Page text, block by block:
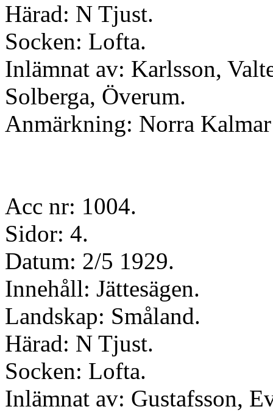
Härad: N Tjust.
Socken: Lofta.
Inlämnat av: Karlsson,
Solberga, Överum.
Anmärkning: Norra
Acc nr: 1004.
Sidor: 4.
Datum: 2/5 1929.
Innehåll: Jättesägen.
Landskap: Småland.
Härad: N Tjust.
Socken: Lofta.
Inlämnat av: Gustafsson,